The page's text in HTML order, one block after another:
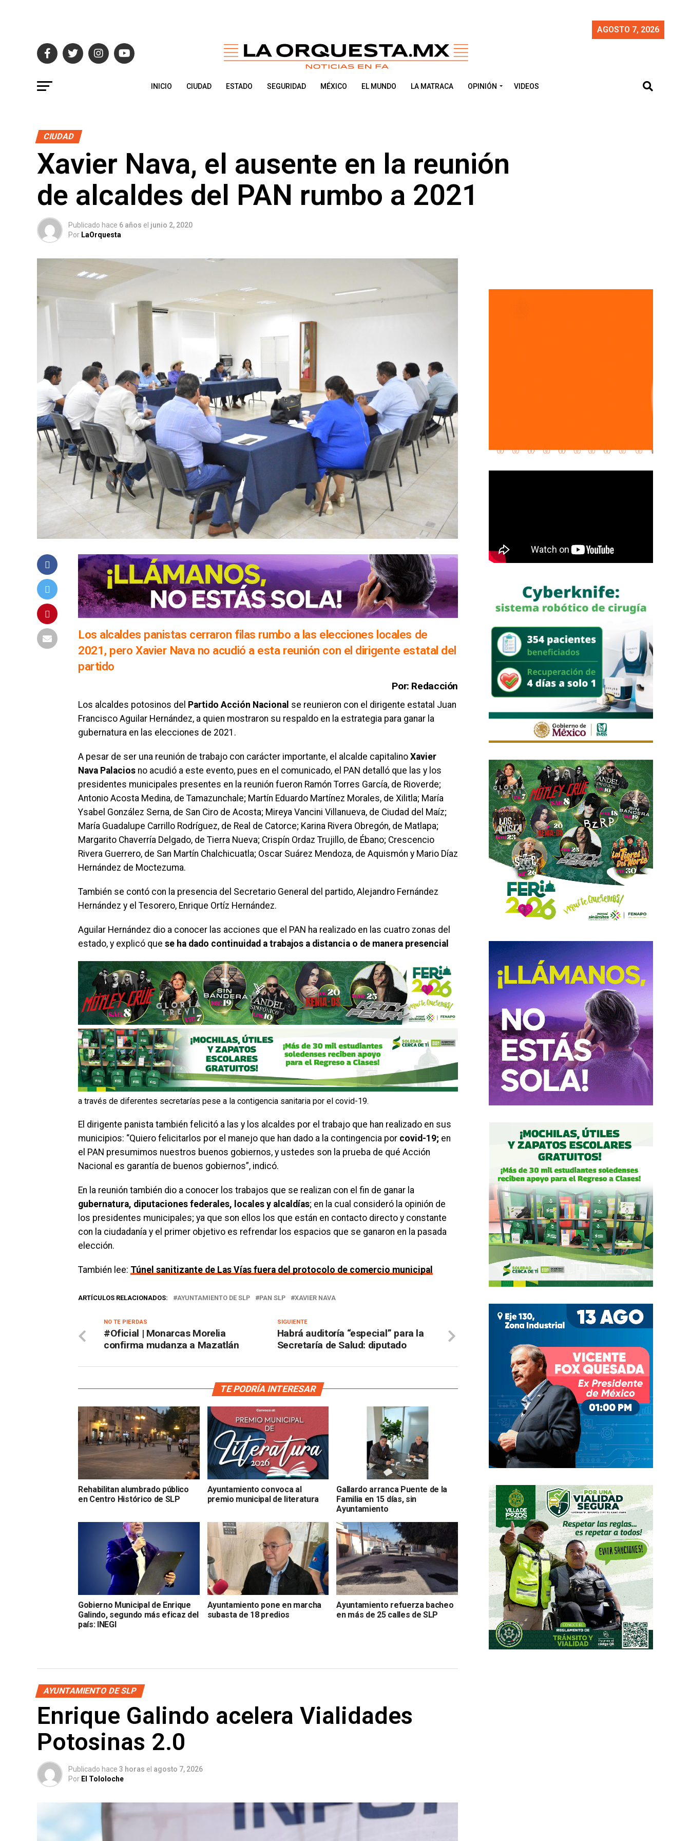
AGOSTO 7, 2026
INICIO CIUDAD ESTADO SEGURIDAD MÉXICO EL MUNDO LA MATRACA OPINIÓN VIDEOS
CIUDAD
Xavier Nava, el ausente en la reunión
de alcaldes del PAN rumbo a 2021
Publicado hace 6 años el junio 2, 2020
Por LaOrquesta
Los alcaldes panistas cerraron filas rumbo a las elecciones locales de
2021, pero Xavier Nava no acudió a esta reunión con el dirigente estatal del
partido
Por: Redacción
Los alcaldes potosinos del Partido Acción Nacional se reunieron con el dirigente estatal Juan
Francisco Aguilar Hernández, a quien mostraron su respaldo en la estrategia para ganar la
gubernatura en las elecciones de 2021.
A pesar de ser una reunión de trabajo con carácter importante, el alcalde capitalino Xavier
Nava Palacios no acudió a este evento, pues en el comunicado, el PAN detalló que las y los
presidentes municipales presentes en la reunión fueron Ramón Torres García, de Rioverde;
Antonio Acosta Medina, de Tamazunchale; Martín Eduardo Martínez Morales, de Xilitla; María
Ysabel González Serna, de San Ciro de Acosta; Mireya Vancini Villanueva, de Ciudad del Maíz;
María Guadalupe Carrillo Rodríguez, de Real de Catorce; Karina Rivera Obregón, de Matlapa;
Margarito Chaverría Delgado, de Tierra Nueva; Crispín Ordaz Trujillo, de Ébano; Crescencio
Rivera Guerrero, de San Martín Chalchicuatla; Oscar Suárez Mendoza, de Aquismón y Mario Díaz
Hernández de Moctezuma.
También se contó con la presencia del Secretario General del partido, Alejandro Fernández
Hernández y el Tesorero, Enrique Ortíz Hernández.
Aguilar Hernández dio a conocer las acciones que el PAN ha realizado en las cuatro zonas del
estado, y explicó que se ha dado continuidad a trabajos a distancia o de manera presencial
a través de diferentes secretarías pese a la contigencia sanitaria por el covid-19.
El dirigente panista también felicitó a las y los alcaldes por el trabajo que han realizado en sus
municipios: “Quiero felicitarlos por el manejo que han dado a la contingencia por covid-19; en
el PAN presumimos nuestros buenos gobiernos, y ustedes son la prueba de qué Acción
Nacional es garantía de buenos gobiernos”, indicó.
En la reunión también dio a conocer los trabajos que se realizan con el fin de ganar la
gubernatura, diputaciones federales, locales y alcaldías; en la cual consideró la opinión de
los presidentes municipales; ya que son ellos los que están en contacto directo y constante
con la ciudadanía y el primer objetivo es refrendar los espacios que se ganaron en la pasada
elección.
También lee: Túnel sanitizante de Las Vías fuera del protocolo de comercio municipal
ARTÍCULOS RELACIONADOS: AYUNTAMIENTO DE SLP PAN SLP XAVIER NAVA
SIGUIENTE
Habrá auditoría “especial” para la
Secretaría de Salud: diputado
NO TE PIERDAS
#Oficial | Monarcas Morelia
confirma mudanza a Mazatlán
TE PODRÍA INTERESAR
Rehabilitan alumbrado público
en Centro Histórico de SLP
Ayuntamiento convoca al
premio municipal de literatura
Gallardo arranca Puente de la
Familia en 15 días, sin
Ayuntamiento
Gobierno Municipal de Enrique
Galindo, segundo más eficaz del
país: INEGI
Ayuntamiento pone en marcha
subasta de 18 predios
Ayuntamiento refuerza bacheo
en más de 25 calles de SLP
AYUNTAMIENTO DE SLP
Enrique Galindo acelera Vialidades
Potosinas 2.0
Publicado hace 3 horas el agosto 7, 2026
Por El Tololoche